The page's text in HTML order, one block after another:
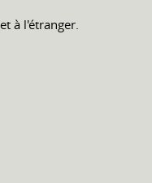
à l'étranger.